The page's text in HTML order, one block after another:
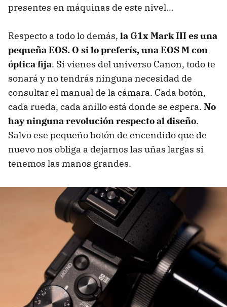
presentes en máquinas de este nivel...
Respecto a todo lo demás, la G1x Mark III es una
pequeña EOS. O si lo preferís, una EOS M con
óptica fija. Si vienes del universo Canon, todo te
sonará y no tendrás ninguna necesidad de
consultar el manual de la cámara. Cada botón,
cada rueda, cada anillo está donde se espera. No
hay ninguna revolución respecto al diseño.
Salvo ese pequeño botón de encendido que de
nuevo nos obliga a dejarnos las uñas largas si
tenemos las manos grandes.